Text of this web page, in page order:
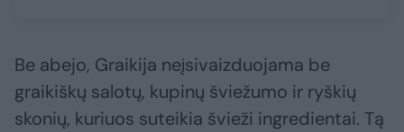
Be abejo, Graikija neįsivaizduojama be
graikiškų salotų, kupinų šviežumo ir ryškių
skonių, kuriuos suteikia švieži ingredientai. Tą